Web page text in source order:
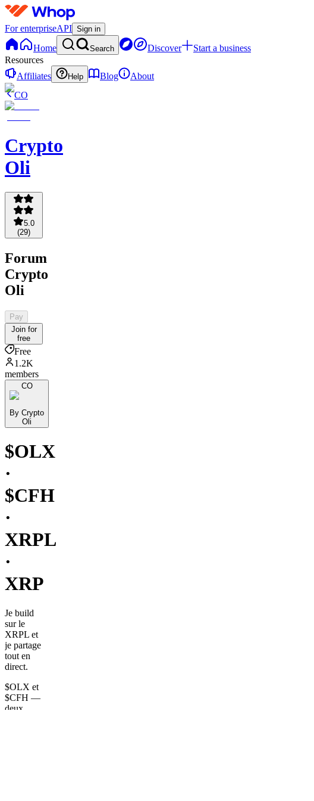
For enterpriseAPI Sign in
Home Search Discover
Start a business
Resources
Affiliates
Help Blog
About
CO
Crypto
Oli
5.0
(29)
Forum
Crypto
Oli
Pay
Join for
free
Free
1.2K
members
CO
By Crypto
Oli
$OLX
·
$CFH
·
XRPL
·
XRP
Je build
sur le
XRPL et
je partage
tout en
direct.
$OLX et
$CFH —
deux